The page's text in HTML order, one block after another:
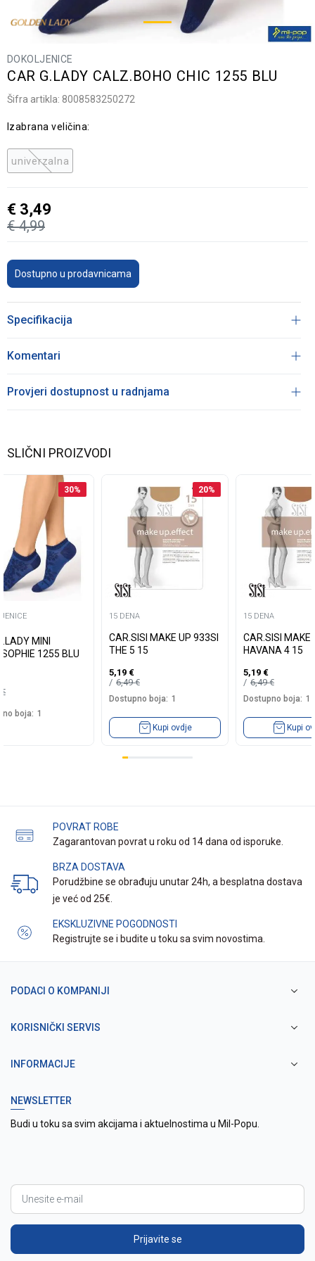
DOKOLJENICE
CAR G.LADY CALZ.BOHO CHIC 1255 BLU
Šifra artikla: 8008583250272
Izabrana veličina:
univerzalna
€ 4,99
€ 3,49
Dostupno u prodavnicama
Specifikacija
Komentari
Provjeri dostupnost u radnjama
SLIČNI PROIZVODI
30%
MINI
1255 BLU
€
boja: 1
20%
15 DENA
CAR.SISI MAKE UP 933SI
THE 5 15
5,19 €
6,49€
Dostupno boja: 1
Kupi ovdje
15 DENA
CAR.SISI MAKE
HAVANA 4 15
5,19 €
6,49€
Dostupno boja: 1
Kupi
POVRAT ROBE
Zagarantovan povrat u roku od 14 dana od isporuke.
BRZA DOSTAVA
Porudžbine se obrađuju unutar 24h, a besplatna dostava
je već od 25€.
EKSKLUZIVNE POGODNOSTI
Registrujte se i budite u toku sa svim novostima.
PODACI O KOMPANIJI
KORISNIČKI SERVIS
INFORMACIJE
NEWSLETTER
Budi u toku sa svim akcijama i aktuelnostima u Mil-Popu.
Prijavite se